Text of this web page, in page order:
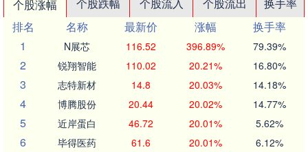
个股涨幅
排名
名称 最新价 涨幅
换手率
1
N展芯 116.52 396.89% 79.39%
2 锐翔智能 110.02 20.21% 16.80%
3 志特新材 14.8 20.03% 14.18%
4 博腾股份 20.44 20.02% 14.77%
5 近岸蛋白 46.72 20.01% 5.62%
6 毕得医药 61.6 20.01% 6.12%